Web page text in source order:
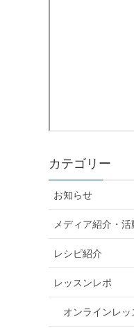
カテゴリー
お知らせ
メディア紹介・活
レシピ紹介
レッスンレポ
オンラインレッ